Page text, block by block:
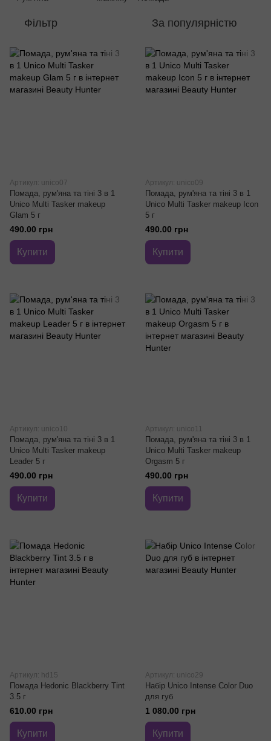
Фільтр За популярністю
Артикул: unico07
Помада, рум'яна та тіні 3 в 1
Unico Multi Tasker makeup
Glam 5 г
490.00 грн
Купити
Артикул: unico09
Помада, рум'яна та тіні 3 в 1
Unico Multi Tasker makeup Icon
5 г
490.00 грн
Купити
Артикул: unico10
Помада, рум'яна та тіні 3 в 1
Unico Multi Tasker makeup
Leader 5 г
490.00 грн
Купити
Артикул: unico11
Помада, рум'яна та тіні 3 в 1
Unico Multi Tasker makeup
Orgasm 5 г
490.00 грн
Купити
Артикул: hd15
Помада Hedonic Blackberry Tint
3.5 г
610.00 грн
Купити
Артикул: unico29
Набір Unico Intense Color Duo
для губ
1 080.00 грн
Купити